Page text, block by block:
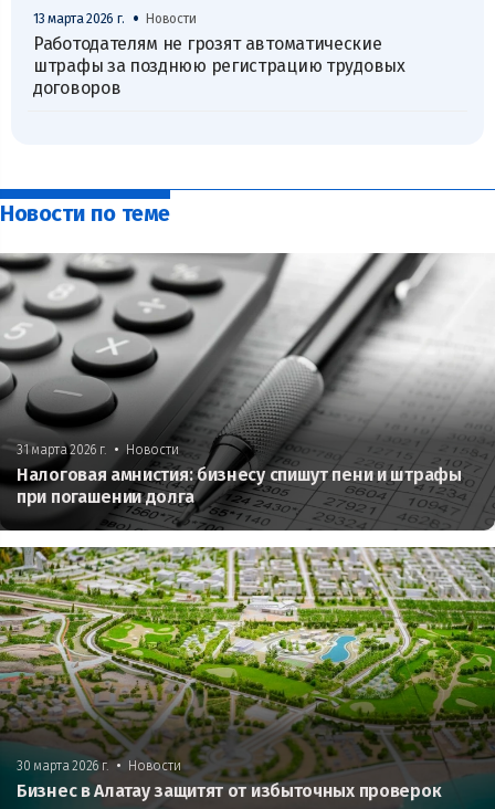
13 марта 2026 г. • Новости
Работодателям не грозят автоматические
штрафы за позднюю регистрацию трудовых
договоров
Новости по теме
31 марта 2026 г. • Новости
Налоговая амнистия: бизнесу спишут пени и штрафы
при погашении долга
30 марта 2026 г. • Новости
Бизнес в Алатау защитят от избыточных проверок